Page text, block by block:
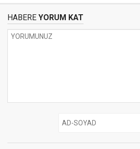
HABERE YORUM KAT